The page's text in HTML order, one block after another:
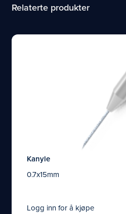
Relaterte produkter
Kanyle
0.7x15mm
Logg inn for å kjøpe